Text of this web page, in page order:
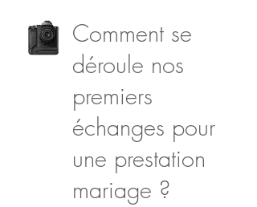
Comment se
déroule nos
premiers
échanges pour
une prestation
mariage ?